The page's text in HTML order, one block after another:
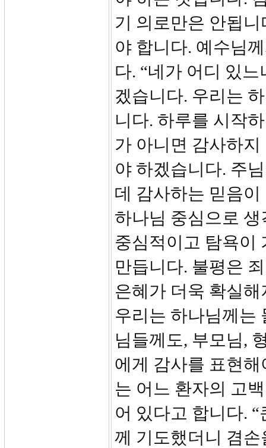
기 의로만은 안됩
야 합니다. 예수님
다. “네가 어디 있
겠습니다. 우리는
니다. 하루를 시작
가 아니면 감사하
야 하겠습니다. 주
데 감사하는 믿음
하나님 중심으로
중심적이고 탐욕이
만듭니다. 불평은
은혜가 더욱 확실
우리는 하나님께는
님들께도, 부모님,
에게 감사를 표현
는 어느 환자의 고
어 있다고 합니다.
께 기도했더니 겸